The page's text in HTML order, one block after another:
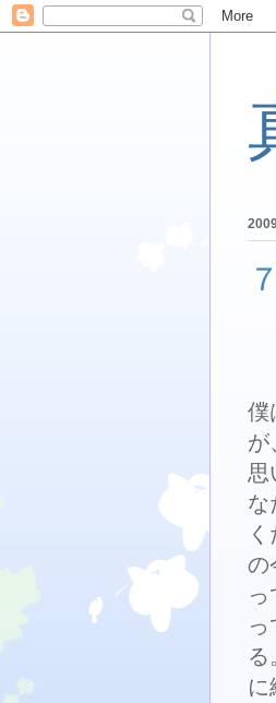
７
僕
が
思
な
の
る
に